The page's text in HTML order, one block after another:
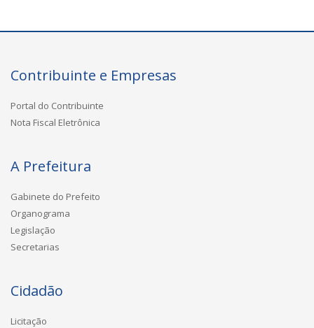
Contribuinte e Empresas
Portal do Contribuinte
Nota Fiscal Eletrônica
A Prefeitura
Gabinete do Prefeito
Organograma
Legislação
Secretarias
Cidadão
Licitação